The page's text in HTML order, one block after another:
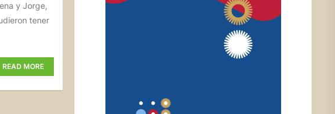
y Jorge,
tener
READ MORE